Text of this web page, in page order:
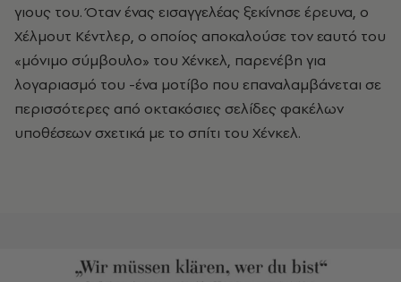
γιους του. Όταν ένας εισαγγελέας ξεκίνησε έρευνα, ο
Χέλμουτ Κέντλερ, ο οποίος αποκαλούσε τον εαυτό του
«μόνιμο σύμβουλο» του Χένκελ, παρενέβη για
λογαριασμό του -ένα μοτίβο που επαναλαμβάνεται σε
περισσότερες από οκτακόσιες σελίδες φακέλων
υποθέσεων σχετικά με το σπίτι του Χένκελ.